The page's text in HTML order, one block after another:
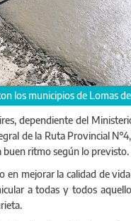
y ampliación de
dependiente del
de la Ruta Provincial
ritmo según lo previsto.
en mejorar la calidad de
a todas y todos